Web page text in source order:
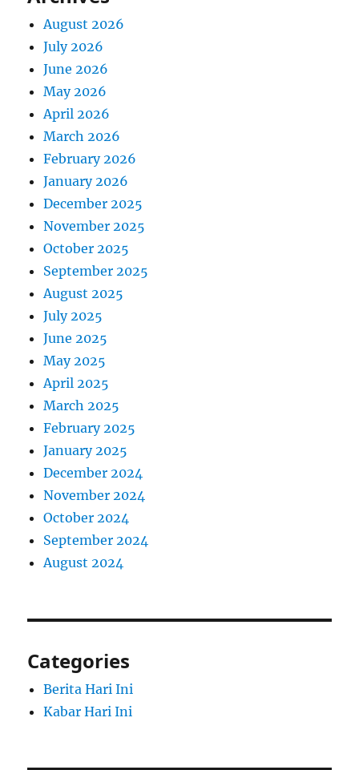
August 2026
July 2026
June 2026
May 2026
April 2026
March 2026
February 2026
January 2026
December 2025
November 2025
October 2025
September 2025
August 2025
July 2025
June 2025
May 2025
April 2025
March 2025
February 2025
January 2025
December 2024
November 2024
October 2024
September 2024
August 2024
Categories
Berita Hari Ini
Kabar Hari Ini